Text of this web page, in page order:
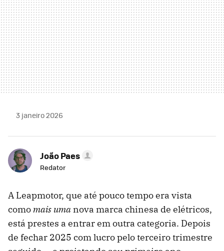
3 janeiro 2026
João Paes
Redator
A Leapmotor, que até pouco tempo era vista
comomais uma nova marca chinesa de elétricos,
está prestes a entrar em outra categoria. Depois
de fechar 2025 com lucro pelo terceiro trimestre